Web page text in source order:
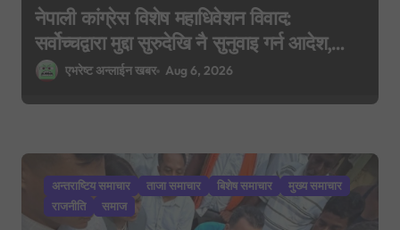
नेपाली कांग्रेस विशेष महाधिवेशन विवाद:
सर्वोच्चद्वारा मुद्दा सुरुदेखि नै सुनुवाइ गर्न आदेश,
पुरानो फैसला पुनरावलोकन हुने
एभरेष्ट अन्लाईन खबर Aug 6, 2026
अन्तराष्टिय समाचार ताजा समाचार बिशेष समाचार
मुख्य समाचार
राजनीति
समाज